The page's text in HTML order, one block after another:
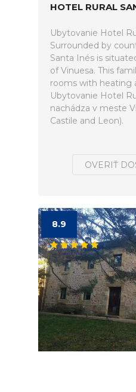
HOTEL RURAL
Ubytovanie Hotel
Surrounded by
Santa Inés is
of Vinuesa. This
rooms with heating
Ubytovanie Hotel
nachádza v meste
Castile and Leon).
OVERIŤ
8.9